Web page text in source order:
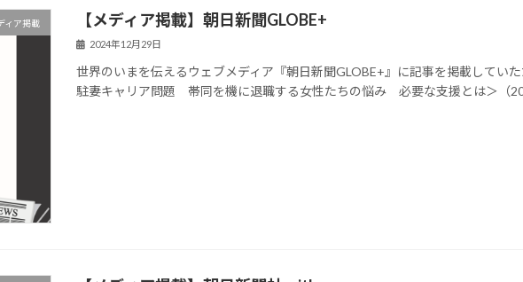
ィア掲載 【メディア掲載】朝日新聞GLOBE+
2024年12月29日
世界のいまを伝えるウェブメディア『朝日新聞GLOBE+』に記事を掲載してい
駐妻キャリア問題 帯同を機に退職する女性たちの悩み 必要な支援とは＞（